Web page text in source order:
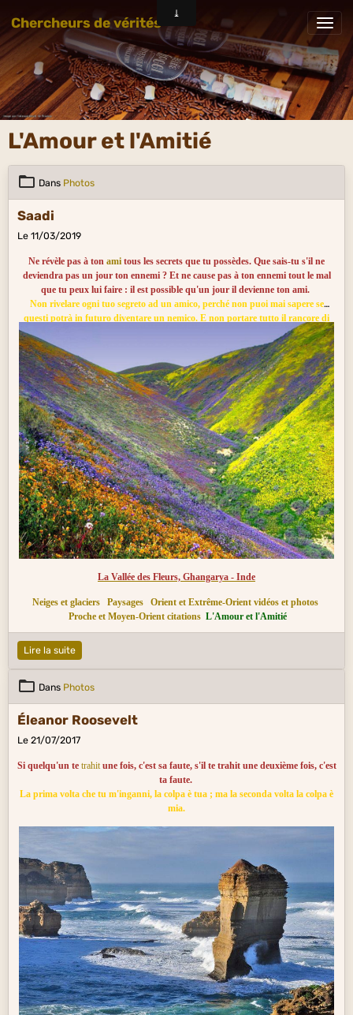
Chercheurs de vérités
L'Amour et l'Amitié
Dans Photos
Saadi
Le 11/03/2019
Ne révèle pas à ton ami tous les secrets que tu possèdes. Que sais-tu s'il ne
deviendra pas un jour ton ennemi ? Et ne cause pas à ton ennemi tout le mal
que tu peux lui faire : il est possible qu'un jour il devienne ton ami.
Non rivelare ogni tuo segreto ad un amico, perché non puoi mai sapere se
questi potrà in futuro diventare un nemico. E non portare tutto il rancore di
cui sei capace verso un nemico, perché egli potrà un giorno diventarti amico
La Vallée des Fleurs, Ghangarya - Inde
Neiges et glaciers Paysages
Orient et Extrême-Orient vidéos et photos
Proche et Moyen-Orient citations L'Amour et l'Amitié
Lire la suite
Dans Photos
Éleanor Roosevelt
Le 21/07/2017
Si quelqu'un te trahitune fois, c'est sa faute, s'il te trahit une deuxième fois, c'est
ta faute.
La prima volta che tu m'inganni, la colpa è tua ; ma la seconda volta la colpa è
mia.